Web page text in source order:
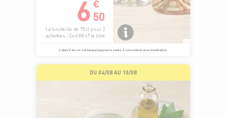
6 €
50
La bouteille de 75 cl pour 2
achetées - Soit 8€67 le litre
L’abus d’alcool est dangereux pour la santé. À consommer avec modération.
DU 04/08 AU 10/08